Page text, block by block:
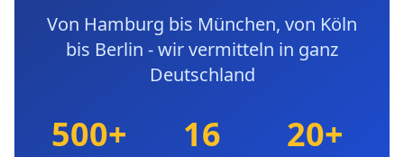
Von Hamburg bis München, von Köln
bis Berlin - wir vermitteln in ganz
Deutschland
500+ 16 20+